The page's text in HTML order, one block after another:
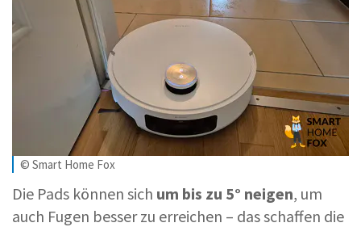
© Smart Home Fox
Die Pads können sich um bis zu 5° neigen, um
auch Fugen besser zu erreichen – das schaffen die